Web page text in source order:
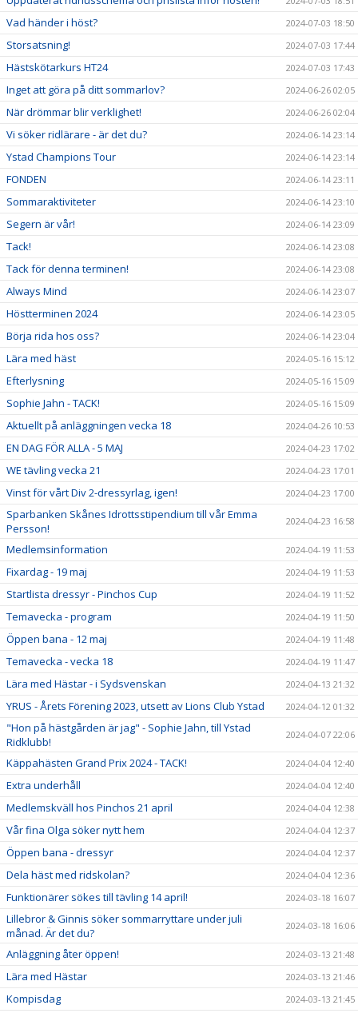
Vad händer i höst? 2024-07-03 18:50
Storsatsning! 2024-07-03 17:44
Hästskötarkurs HT24 2024-07-03 17:43
Inget att göra på ditt sommarlov? 2024-06-26 02:05
När drömmar blir verklighet! 2024-06-26 02:04
Vi söker ridlärare - är det du? 2024-06-14 23:14
Ystad Champions Tour 2024-06-14 23:14
FONDEN 2024-06-14 23:11
Sommaraktiviteter 2024-06-14 23:10
Segern är vår! 2024-06-14 23:09
Tack! 2024-06-14 23:08
Tack för denna terminen! 2024-06-14 23:08
Always Mind 2024-06-14 23:07
Höstterminen 2024 2024-06-14 23:05
Börja rida hos oss? 2024-06-14 23:04
Lära med häst 2024-05-16 15:12
Efterlysning 2024-05-16 15:09
Sophie Jahn - TACK! 2024-05-16 15:09
Aktuellt på anläggningen vecka 18 2024-04-26 10:53
EN DAG FÖR ALLA - 5 MAJ 2024-04-23 17:02
WE tävling vecka 21 2024-04-23 17:01
Vinst för vårt Div 2-dressyrlag, igen! 2024-04-23 17:00
Sparbanken Skånes Idrottsstipendium till vår Emma
Persson!
2024-04-23 16:58
Medlemsinformation 2024-04-19 11:53
Fixardag - 19 maj 2024-04-19 11:53
Startlista dressyr - Pinchos Cup 2024-04-19 11:52
Temavecka - program 2024-04-19 11:50
Öppen bana - 12 maj 2024-04-19 11:48
Temavecka - vecka 18 2024-04-19 11:47
Lära med Hästar - i Sydsvenskan 2024-04-13 21:32
YRUS - Årets Förening 2023, utsett av Lions Club Ystad 2024-04-12 01:32
"Hon på hästgården är jag" - Sophie Jahn, till Ystad
Ridklubb!
2024-04-07 22:06
Käppahästen Grand Prix 2024 - TACK! 2024-04-04 12:40
Extra underhåll 2024-04-04 12:40
Medlemskväll hos Pinchos 21 april 2024-04-04 12:38
Vår fina Olga söker nytt hem 2024-04-04 12:37
Öppen bana - dressyr 2024-04-04 12:37
Dela häst med ridskolan? 2024-04-04 12:36
Funktionärer sökes till tävling 14 april! 2024-03-18 16:07
Lillebror & Ginnis söker sommarryttare under juli
månad. Är det du?
2024-03-18 16:06
Anläggning åter öppen! 2024-03-13 21:48
Lära med Hästar 2024-03-13 21:46
Kompisdag 2024-03-13 21:45